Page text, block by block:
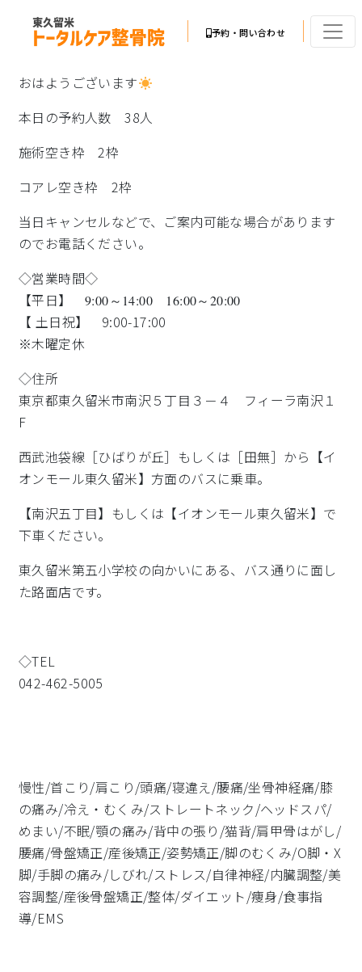
予約・問い合わせ
おはようございます
本日の予約人数 38人
施術空き枠 2枠
コアレ空き枠 2枠
当日キャンセルなどで、ご案内可能な場合があります
のでお電話ください。
◇営業時間◇
【平日】 9:00～14:00 16:00～20:00
【 土日祝】 9:00-17:00
※木曜定休
◇住所
東京都東久留米市南沢５丁目３－４ フィーラ南沢１
F
西武池袋線［ひばりが丘］もしくは［田無］から【イ
オンモール東久留米】方面のバスに乗車。
【南沢五丁目】もしくは【イオンモール東久留米】で
下車ください。
東久留米第五小学校の向かいにある、バス通りに面し
た路面店です。
◇TEL
042-462-5005
慢性/首こり/肩こり/頭痛/寝違え/腰痛/坐骨神経痛/膝
の痛み/冷え・むくみ/ストレートネック/ヘッドスパ/
めまい/不眠/顎の痛み/背中の張り/猫背/肩甲骨はがし/
腰痛/骨盤矯正/産後矯正/姿勢矯正/脚のむくみ/O脚・X
脚/手脚の痛み/しびれ/ストレス/自律神経/内臓調整/美
容調整/産後骨盤矯正/整体/ダイエット/痩身/食事指
導/EMS